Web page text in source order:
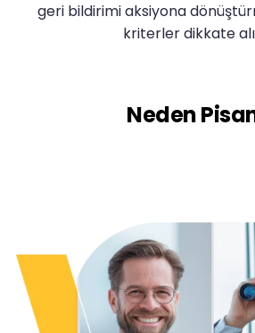
geri bildirimi aksiyona
kriterler dikkate
Neden